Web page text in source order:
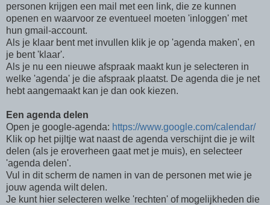
personen krijgen een mail met een link, die ze kunnen
openen en waarvoor ze eventueel moeten 'inloggen' met
hun gmail-account.
Als je klaar bent met invullen klik je op 'agenda maken', en
je bent 'klaar'.
Als je nu een nieuwe afspraak maakt kun je selecteren in
welke 'agenda' je die afspraak plaatst. De agenda die je net
hebt aangemaakt kan je dan ook kiezen.
Een agenda delen
Open je google-agenda: https://www.google.com/calendar/
Klik op het pijltje wat naast de agenda verschijnt die je wilt
delen (als je eroverheen gaat met je muis), en selecteer
'agenda delen'.
Vul in dit scherm de namen in van de personen met wie je
jouw agenda wilt delen.
Je kunt hier selecteren welke 'rechten' of mogelijkheden die